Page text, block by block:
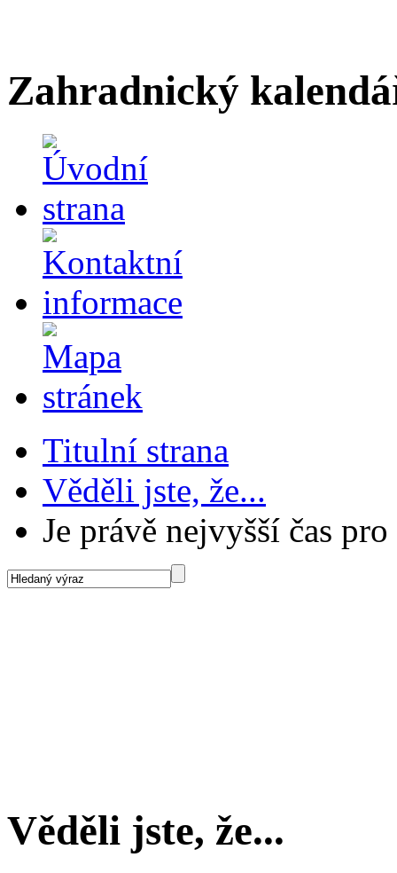
Zahradnický
Titulní strana
Věděli jste, že...
Je právě nejvyšší čas
Věděli jste, že...